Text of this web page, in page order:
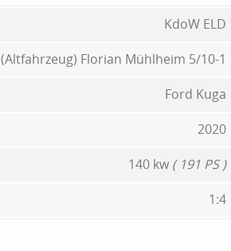
KdoW ELD
(Altfahrzeug) Florian Mühlheim 5/10-1
Ford Kuga
2020
140 kw ( 191 PS )
1:4